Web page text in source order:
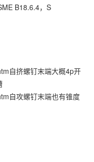
B18.6.4，S
自挤螺钉末端大概4p开
自攻螺钉末端也有锥度